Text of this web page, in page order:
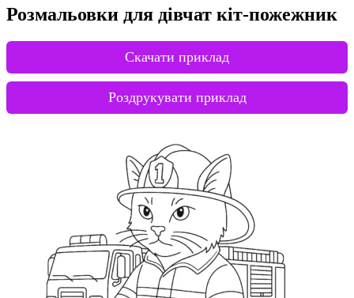
Розмальовки для дівчат кіт-пожежник
Скачати приклад
Роздрукувати приклад